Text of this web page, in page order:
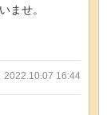
ませ。
2022.10.07 16:44